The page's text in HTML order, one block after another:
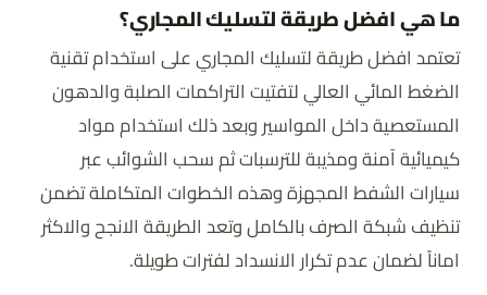
م
ة
ال
خ
د
م
ة
ما هي افضل طريقة لتسليك المجاري؟
تعتمد افضل طريقة لتسليك المجاري على استخدام تقنية
الضغط المائي العالي لتفتيت التراكمات الصلبة والدهون
المستعصية داخل المواسير وبعد ذلك استخدام مواد
كيميائية آمنة ومذيبة للترسبات ثم سحب الشوائب عبر
سيارات الشفط المجهزة وهذه الخطوات المتكاملة تضمن
تنظيف شبكة الصرف بالكامل وتعد الطريقة الانجح والاكثر
اماناً لضمان عدم تكرار الانسداد لفترات طويلة.